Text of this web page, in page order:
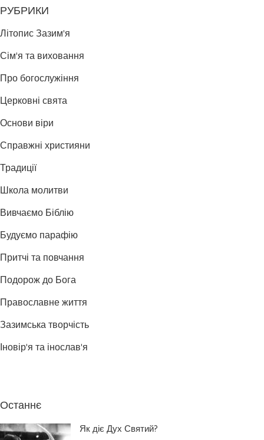
РУБРИКИ
Літопис Зазим'я
Сім'я та виховання
Про богослужіння
Церковні свята
Основи віри
Справжні християни
Традиції
Школа молитви
Вивчаємо Біблію
Будуємо парафію
Притчі та повчання
Подорож до Бога
Православне життя
Зазимська творчість
Іновір'я та інослав'я
Останнє
Як діє Дух Святий?